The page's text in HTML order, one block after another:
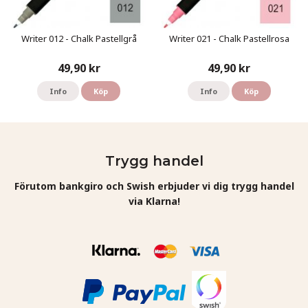
Writer 012 - Chalk Pastellgrå
49,90 kr
Info Köp
Writer 021 - Chalk Pastellrosa
49,90 kr
Info Köp
Trygg handel
Förutom bankgiro och Swish erbjuder vi dig trygg handel
via Klarna!